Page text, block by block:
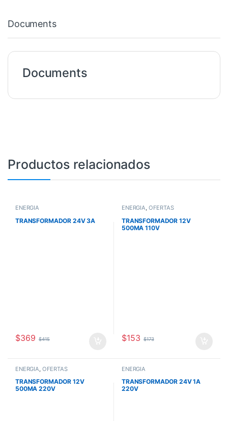
Documents
Documents
Productos relacionados
ENERGÍA
TRANSFORMADOR 24V 3A
$369 $415
ENERGÍA, OFERTAS
TRANSFORMADOR 12V
500MA 110V
$153 $173
ENERGÍA OFERTAS
TRANSFORMADOR 12V
500MA 220V
ENERGÍA
TRANSFORMADOR 24V 1A
220V